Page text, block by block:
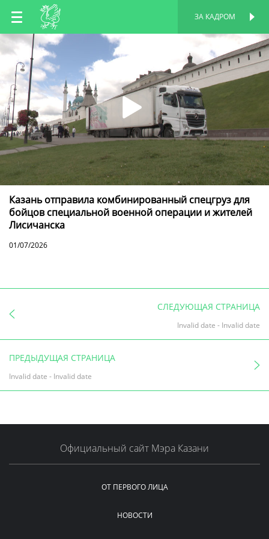
RU
TT
ЗА КАДРОМ
Казань отправила комбинированный спецгруз для
бойцов специальной военной операции и жителей
Лисичанска
01/07/2026
СЛЕДУЮЩАЯ СТРАНИЦА
Invalid date - Invalid date
ПРЕДЫДУЩАЯ СТРАНИЦА
Invalid date - Invalid date
Официальный сайт Мэра Казани
ОТ ПЕРВОГО ЛИЦА
НОВОСТИ
ПЕРСОНАЛЬНАЯ
СТРАНИЦА